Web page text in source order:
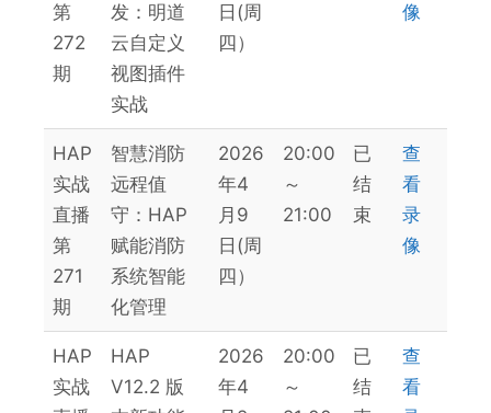
第
272
期
发：明道
云自定义
视图插件
实战
日(周
四）
像
HAP
实战
直播
第
271
期
智慧消防
远程值
守：HAP
赋能消防
系统智能
化管理
2026
年4
月9
日(周
四）
20:00
～
21:00
已
结
束
查
看
录
像
HAP
实战
HAP
V12.2 版
2026
年4
20:00
～
已
结
查
看